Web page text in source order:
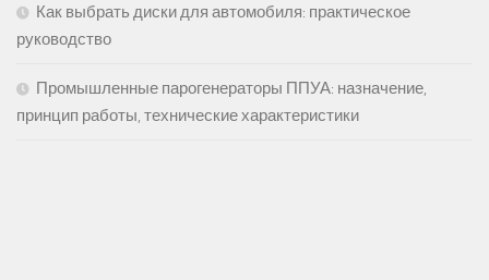
Как выбрать диски для автомобиля: практическое
руководство
Промышленные парогенераторы ППУА: назначение,
принцип работы, технические характеристики